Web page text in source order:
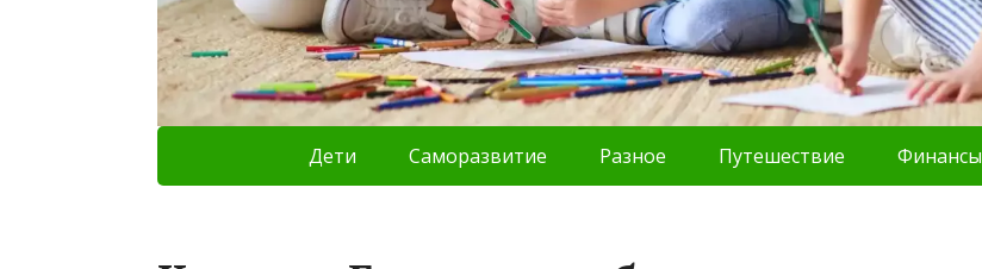
Дети Саморазвитие Разное Путешествие Финансы